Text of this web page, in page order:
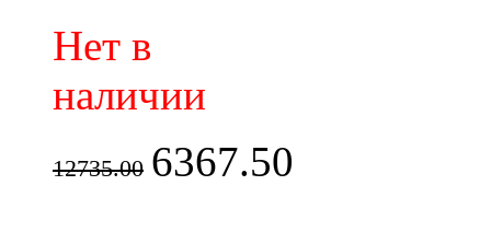
Нет в
наличии
12735.00 6367.50